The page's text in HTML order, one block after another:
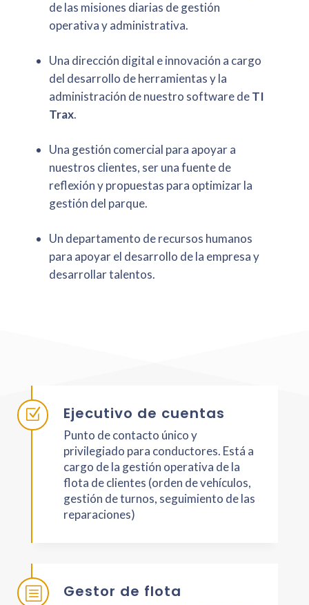
de las misiones diarias de gestión
operativa y administrativa.
Una dirección digital e innovación a cargo
del desarrollo de herramientas y la
administración de nuestro software deTI
Trax.
Una gestión comercial para apoyar a
nuestros clientes, ser una fuente de
reflexión y propuestas para optimizar la
gestión del parque.
Un departamento de recursos humanos
para apoyar el desarrollo de la empresa y
desarrollar talentos.
Z Ejecutivo de cuentas
Punto de contacto único y
privilegiado para conductores. Está a
cargo de la gestión operativa de la
flota de clientes (orden de vehículos,
gestión de turnos, seguimiento de las
reparaciones)
b Gestor de flota